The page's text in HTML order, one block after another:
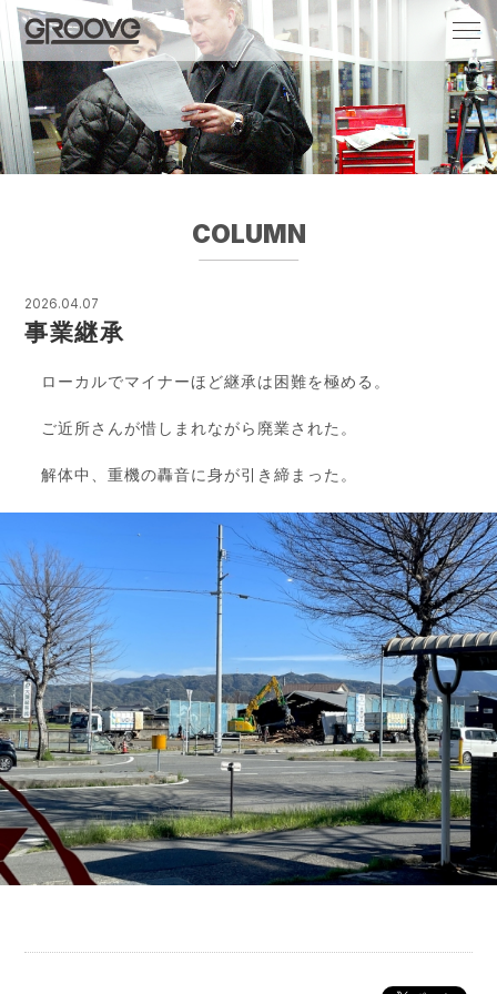
Groove 自転車 カフェ 輸入車・国産車のチ
ューニング/販売
COLUMN
2026.04.07
事業継承
ローカルでマイナーほど継承は困難を極める。
ご近所さんが惜しまれながら廃業された。
解体中、重機の轟音に身が引き締まった。